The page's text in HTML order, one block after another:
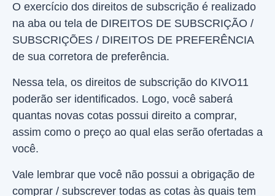
O exercício dos direitos de subscrição é realizado
na aba ou tela de DIREITOS DE SUBSCRIÇÃO /
SUBSCRIÇÕES / DIREITOS DE PREFERÊNCIA
de sua corretora de preferência.
Nessa tela, os direitos de subscrição do KIVO11
poderão ser identificados. Logo, você saberá
quantas novas cotas possui direito a comprar,
assim como o preço ao qual elas serão ofertadas a
você.
Vale lembrar que você não possui a obrigação de
comprar / subscrever todas as cotas às quais tem